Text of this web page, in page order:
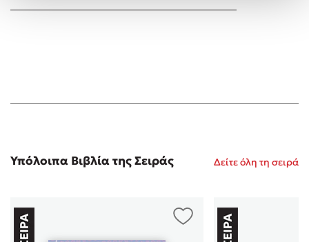
Υπόλοιπα Βιβλία της Σειράς Δείτε όλη τη σειρά